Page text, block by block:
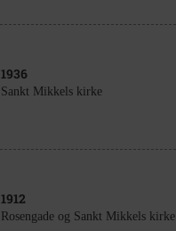
1936
Sankt Mikkels kirke
1912
Rosengade og Sankt Mikkels kirke